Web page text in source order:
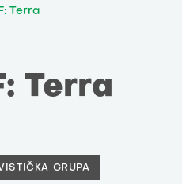
Terra
Terra
GRUPA